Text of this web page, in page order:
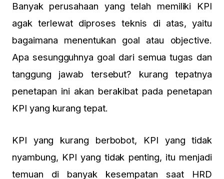
Banyak perusahaan yang telah memiliki KPI
agak terlewat diproses teknis di atas, yaitu
bagaimana menentukan goal atau objective.
Apa sesungguhnya goal dari semua tugas dan
tanggung jawab tersebut? kurang tepatnya
penetapan ini akan berakibat pada penetapan
KPI yang kurang tepat.
KPI yang kurang berbobot, KPI yang tidak
nyambung, KPI yang tidak penting, itu menjadi
temuan di banyak kesempatan saat HRD